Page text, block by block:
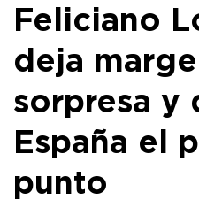
Feliciano
deja
sorpresa y
España el
punto